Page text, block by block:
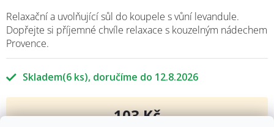
Skladem(6 ks) 12.8.2026
Relaxační a uvolňující sůl do koupele s vůní levandule.
Dopřejte si příjemné chvíle relaxace s kouzelným nádechem
Provence.
103 Kč